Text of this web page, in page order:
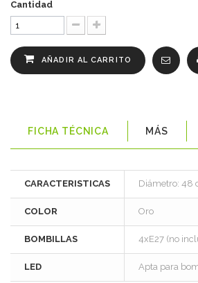
Cantidad
AÑADIR AL CARRITO
FICHA TÉCNICA MÁS
CARACTERISTICAS Diámetro: 48
COLOR Oro
BOMBILLAS 4xE27 (no
LED Apta para